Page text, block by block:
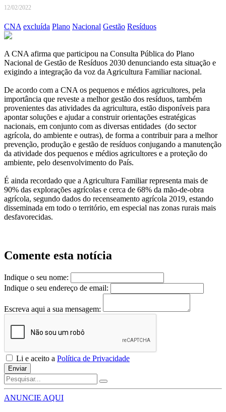
12/02/2022
CNA excluída Plano Nacional Gestão Resíduos
A CNA afirma que participou na Consulta Pública do Plano
Nacional de Gestão de Resíduos 2030 denunciando esta situação e
exigindo a integração da voz da Agricultura Familiar nacional.
De acordo com a CNA os pequenos e médios agricultores, pela
importância que reveste a melhor gestão dos resíduos, também
provenientes das atividades da agricultura, estão disponíveis para
apontar soluções e ajudar a construir orientações estratégicas
nacionais, em conjunto com as diversas entidades (do sector
agrícola, do ambiente e outras), de forma a contribuir para a melhor
prevenção, produção e gestão de resíduos conjugando a manutenção
da atividade dos pequenos e médios agricultores e a proteção do
ambiente, pelo desenvolvimento do País.
É ainda recordado que a Agricultura Familiar representa mais de
90% das explorações agrícolas e cerca de 68% da mão-de-obra
agrícola, segundo dados do recenseamento agrícola 2019, estando
disseminada em todo o território, em especial nas zonas rurais mais
desfavorecidas.
Comente esta notícia
Indique o seu nome:
Indique o seu endereço de email:
Escreva aqui a sua mensagem:
Li e aceito a Política de Privacidade
Enviar
ANUNCIE AQUI